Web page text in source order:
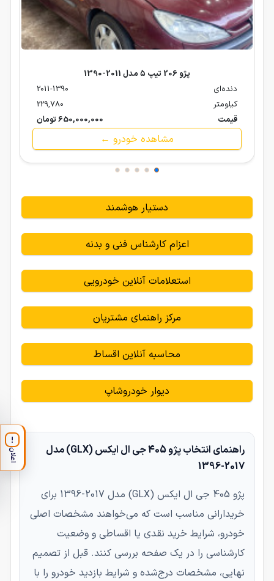
پژو 206 تیپ ۵ مدل 2011-1390
دنده‌ای
2011-1390
کیلومتر
229,780
قیمت
650,000,000 تومان
مشاهده خودرو ←
دستیار هوشمند
اعزام کارشناس فنی و بدنه
استعلامات آنلاین خودرویی
مرکز راهنمای مشتریان
محاسبه آنلاین اقساط
دیوار خودروشاپ
راهنمای انتخاب پژو 405 جی ال ایکس (GLX) مدل
2017-1396
پژو 405 جی ال ایکس (GLX) مدل 2017-1396 برای
خریدارانی مناسب است که می‌خواهند مشخصات اصلی
خودرو، شرایط خرید نقدی یا اقساطی و وضعیت
کارشناسی را در یک صفحه بررسی کنند. قبل از تصمیم
نهایی، مشخصات درج‌شده و شرایط بازدید خودرو را با
!
اعلان